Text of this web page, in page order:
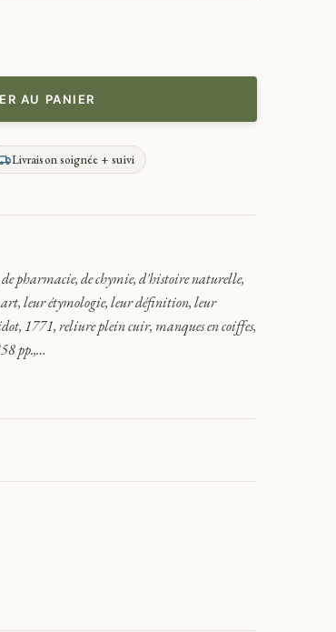
AU PANIER
Livraison soignée + suivi
pharmacie, de chymie, d'histoire naturelle,
art, leur étymologie, leur définition, leur
1771, reliure plein cuir, manques en coiffes,
pp.,…